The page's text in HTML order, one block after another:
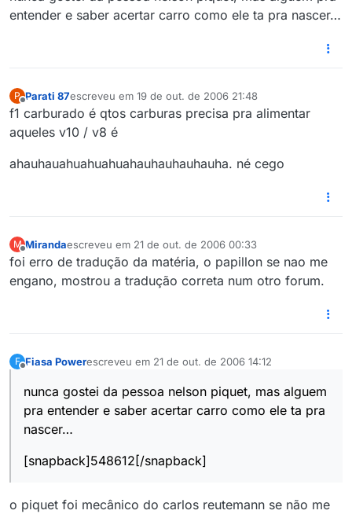
entender e saber acertar carro como ele ta pra nascer…
P
Offline
Parati 87escreveu em 19 de out. de 2006 21:48
última edição por
f1 carburado é qtos carburas precisa pra alimentar
aqueles v10 / v8 é
ahauhauahuahuahuahauhauhauhauha. né cego
M
Offline
Mirandaescreveu em 21 de out. de 2006 00:33
última edição por
foi erro de tradução da matéria, o papillon se nao me
engano, mostrou a tradução correta num otro forum.
F Fiasa Powerescreveu em 21 de out. de 2006 14:12
última edição por
nunca gostei da pessoa nelson piquet, mas alguem
pra entender e saber acertar carro como ele ta pra
nascer…
[snapback]548612[/snapback]
o piquet foi mecânico do carlos reutemann se não me